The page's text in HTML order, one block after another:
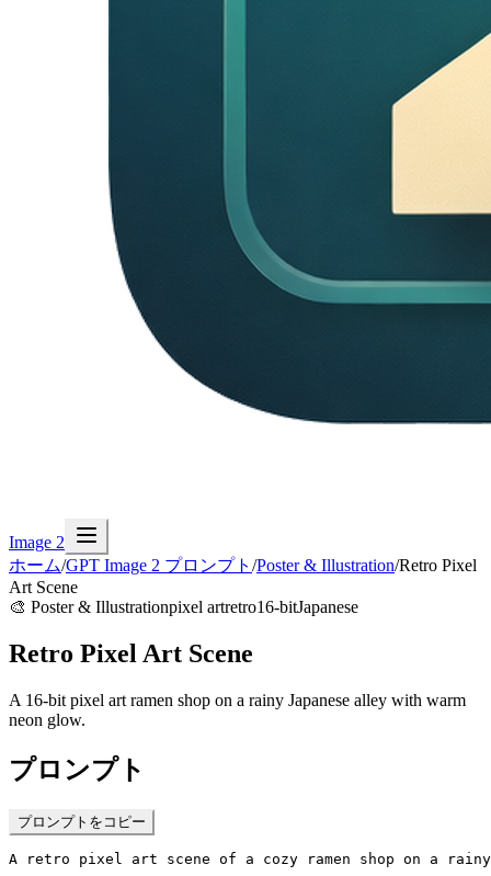
Image 2
ホーム/GPT Image 2 プロンプト /Poster & Illustration/Retro Pixel
Art Scene
🎨 Poster & Illustrationpixel artretro16-bitJapanese
Retro Pixel Art Scene
A 16-bit pixel art ramen shop on a rainy Japanese alley with warm
neon glow.
プロンプト
プロンプトをコピー
A retro pixel art scene of a cozy ramen shop on a